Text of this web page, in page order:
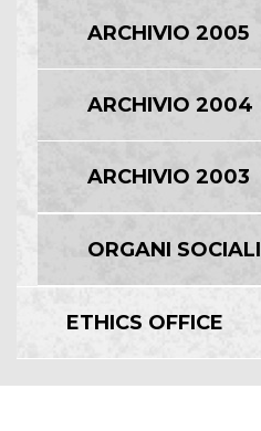
ARCHIVIO 2005
ARCHIVIO 2004
ARCHIVIO 2003
ORGANI SOCIALI
ETHICS OFFICE